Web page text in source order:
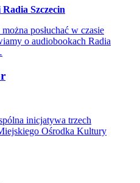
Szczecin
posłuchać w czasie
o audiobookach Radia
inicjatywa trzech
Ośrodka Kultury